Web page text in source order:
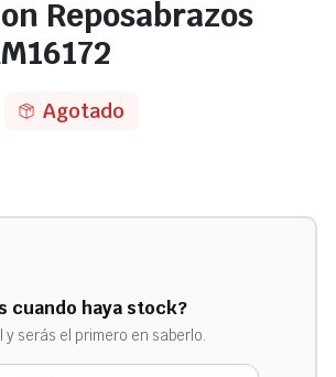
Reposabrazos
Agotado
cuando haya stock?
y serás el primero en saberlo.